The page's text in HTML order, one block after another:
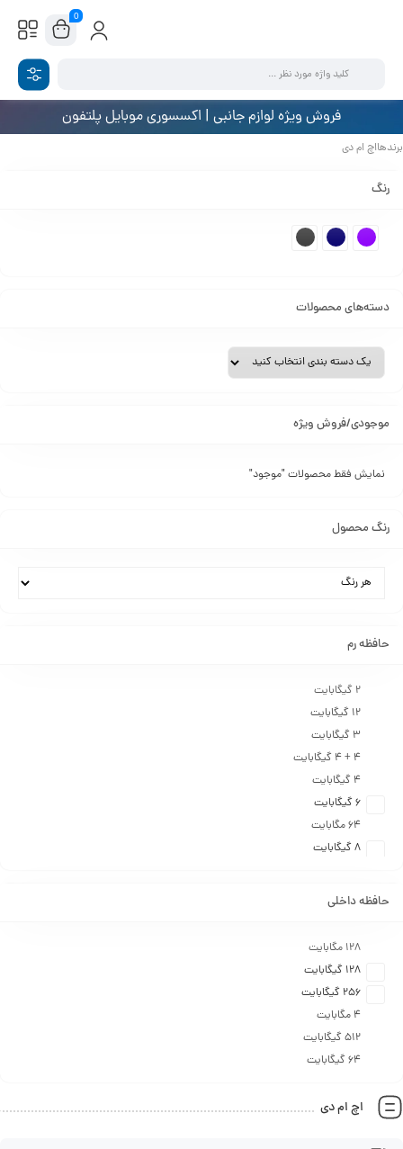
0
فروش ویژه لوازم جانبی | اکسسوری موبایل پلتفون
برندهااچ ام دی
رنگ
دسته‌های محصولات
موجودی/فروش ویژه
نمایش فقط محصولات "موجود"
رنگ محصول
حافظه رم
2 گیگابایت
۱۲ گیگابایت
۳ گیگابایت
۴ + ۴ گیگابایت
۴ گیگابایت
۶ گیگابایت
۶۴ مگابایت
۸ گیگابایت
حافظه داخلی
۱۲۸ مگابایت
۱۲۸ گیگابایت
۲۵۶ گیگابایت
۴ مگابایت
۵۱۲ گیگابایت
۶۴ گیگابایت
اچ ام دی